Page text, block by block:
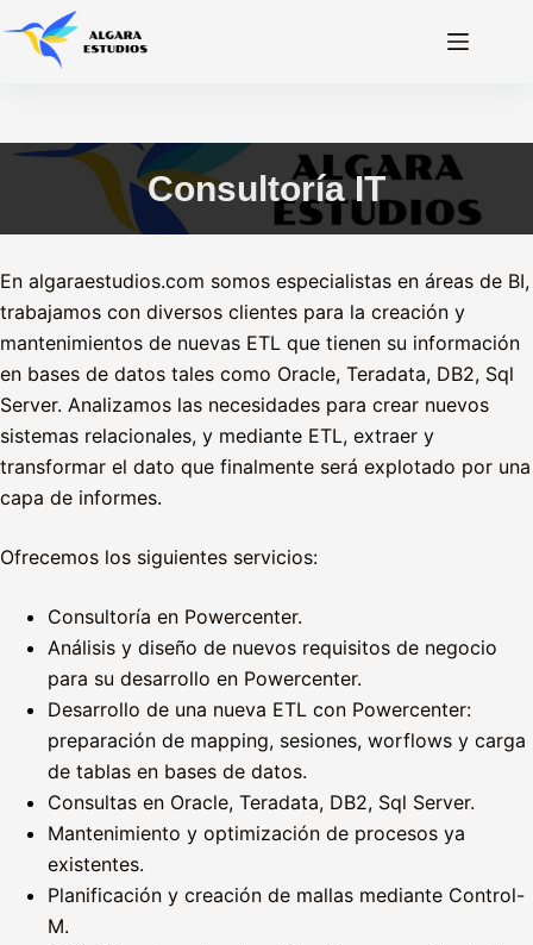
contenido
Consultoría IT
En algaraestudios.com somos especialistas en áreas de BI,
trabajamos con diversos clientes para la creación y
mantenimientos de nuevas ETL que tienen su información
en bases de datos tales como Oracle, Teradata, DB2, Sql
Server. Analizamos las necesidades para crear nuevos
sistemas relacionales, y mediante ETL, extraer y
transformar el dato que finalmente será explotado por una
capa de informes.
Ofrecemos los siguientes servicios:
Consultoría en Powercenter.
Análisis y diseño de nuevos requisitos de negocio
para su desarrollo en Powercenter.
Desarrollo de una nueva ETL con Powercenter:
preparación de mapping, sesiones, worflows y carga
de tablas en bases de datos.
Consultas en Oracle, Teradata, DB2, Sql Server.
Mantenimiento y optimización de procesos ya
existentes.
Planificación y creación de mallas mediante Control-
M.